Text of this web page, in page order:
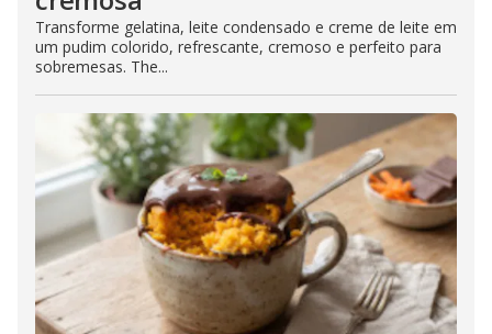
Transforme gelatina, leite condensado e creme de leite em
um pudim colorido, refrescante, cremoso e perfeito para
sobremesas. The...